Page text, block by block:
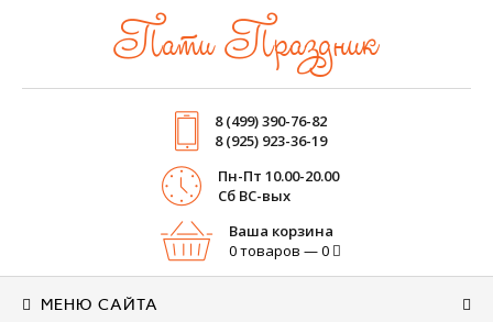
Пати Праздник
8 (499) 390-76-82
8 (925) 923-36-19
Пн-Пт 10.00-20.00
Cб ВС-вых
Ваша корзина
0 товаров — 0
МЕНЮ САЙТА